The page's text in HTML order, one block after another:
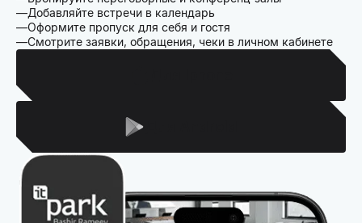
Добавляйте встречи в календарь
Оформите пропуск для себя и гостя
Смотрите заявки, обращения, чеки в личном кабинете